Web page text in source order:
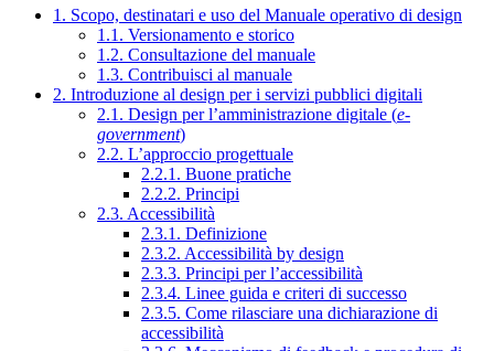
1. Scopo, destinatari e uso del Manuale operativo di design
1.1. Versionamento e storico
1.2. Consultazione del manuale
1.3. Contribuisci al manuale
2. Introduzione al design per i servizi pubblici digitali
2.1. Design per l’amministrazione digitale (e-
government)
2.2. L’approccio progettuale
2.2.1. Buone pratiche
2.2.2. Principi
2.3. Accessibilità
2.3.1. Definizione
2.3.2. Accessibilità by design
2.3.3. Principi per l’accessibilità
2.3.4. Linee guida e criteri di successo
2.3.5. Come rilasciare una dichiarazione di
accessibilità